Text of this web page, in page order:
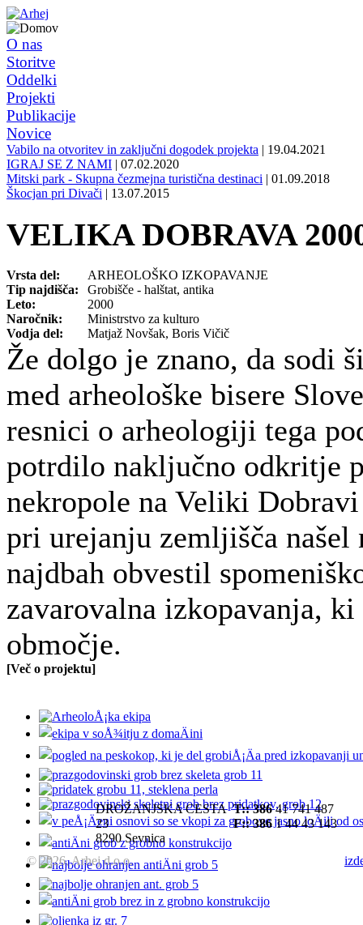
O nas
Storitve
Oddelki
Projekti
Publikacije
Novice
Vabilo na otvoritev in zaključni dogodek projekta | 19.04.2021
IGRAJ SE Z NAMI | 07.02.2020
Mitski park - Skupna čezmejna turistična destinaci | 01.09.2018
Škocjan pri Divači | 13.07.2015
VELIKA DOBRAVA
Vrsta del:
ARHEOLOŠKO IZKOPAVANJE
Tip najdišča:
Grobišče - halštat, antika
Leto:
2000
Naročnik:
Ministrstvo za kulturo
Vodja del:
Matjaž Novšak, Boris Vičič
Že dolgo je znano, da sodi
med arheološke bisere
resnici o arheologiji tega
potrdilo naključno odkritje
nekropole na Veliki
pri urejanju zemljišča našel
najdbah obvestil
zavarovalna izkopavanja,
območje.
[Več o projektu]
DROŽANJSKA CESTA
23
8290 Sevnica
T::38641 741 487
F:: 3861 44 43 143
© 2026, Arhej d.o.o.